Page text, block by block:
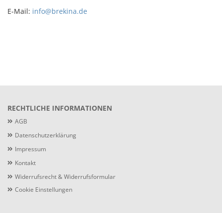
E-Mail: info@brekina.de
RECHTLICHE INFORMATIONEN
AGB
Datenschutzerklärung
Impressum
Kontakt
Widerrufsrecht & Widerrufsformular
Cookie Einstellungen